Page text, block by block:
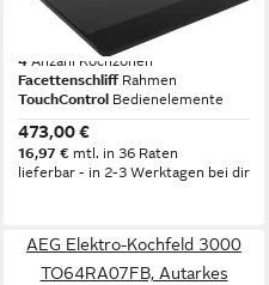
PKN631FP2E
4 Anzahl Kochzonen
Facettenschliff Rahmen
TouchControl Bedienelemente
473,00 €
16,97 € mtl. in 36 Raten
lieferbar - in 2-3 Werktagen bei dir
AEG Elektro-Kochfeld 3000
TO64RA07FB, Autarkes